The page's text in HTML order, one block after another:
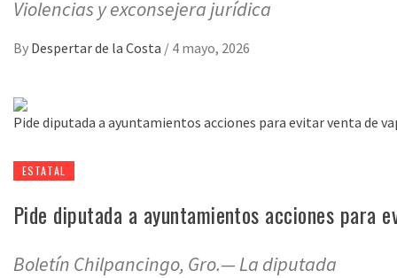
Violencias y exconsejera jurídica
By Despertar de la Costa / 4 mayo, 2026
ESTATAL
Pide diputada a ayuntamientos acciones para
Boletín Chilpancingo, Gro.— La diputada